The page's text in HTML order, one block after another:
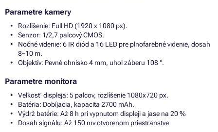
Parametre kamery
Rozlíšenie: Full HD (1920 x 1080 px).
Senzor: 1/2,7 palcový CMOS.
Nočné videnie: 6 IR diód a 16 LED pre plnofarebné videnie, dosah
8–10 m.
Objektív: Pevné ohnisko 4 mm, uhol záberu 108 °.
Parametre monitora
Veľkosť displeja: 5 palcov, rozlíšenie 1080x720 px.
Batéria: Dobíjacia, kapacita 2700 mAh.
Výdrž batérie: Až 8 h pri vypnutom displeji a jase na 20 %
Dosah signálu: Až 150 mv otvorenom priestranstve